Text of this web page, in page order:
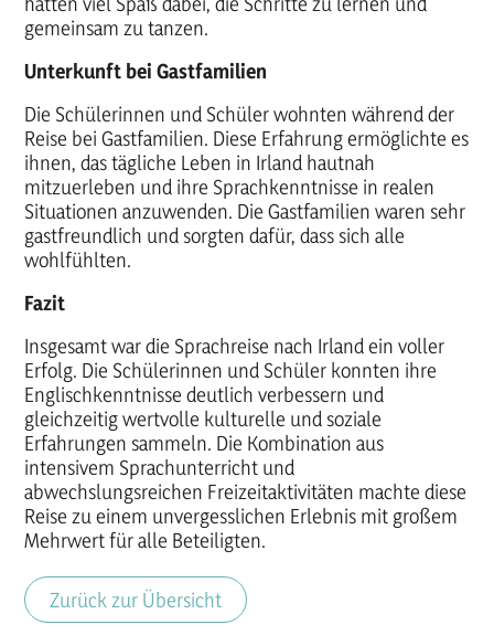
gemeinsam zu tanzen.
Unterkunft bei Gastfamilien
Die Schülerinnen und Schüler wohnten während der
Reise bei Gastfamilien. Diese Erfahrung ermöglichte es
ihnen, das tägliche Leben in Irland hautnah
mitzuerleben und ihre Sprachkenntnisse in realen
Situationen anzuwenden. Die Gastfamilien waren sehr
gastfreundlich und sorgten dafür, dass sich alle
wohlfühlten.
Fazit
Insgesamt war die Sprachreise nach Irland ein voller
Erfolg. Die Schülerinnen und Schüler konnten ihre
Englischkenntnisse deutlich verbessern und
gleichzeitig wertvolle kulturelle und soziale
Erfahrungen sammeln. Die Kombination aus
intensivem Sprachunterricht und
abwechslungsreichen Freizeitaktivitäten machte diese
Reise zu einem unvergesslichen Erlebnis mit großem
Mehrwert für alle Beteiligten.
Zurück zur Übersicht